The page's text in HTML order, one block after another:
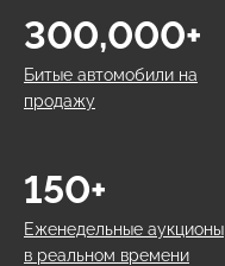
Битые автомобили на
продажу
300,000+
Еженедельные аукционы
в реальном времени
150+